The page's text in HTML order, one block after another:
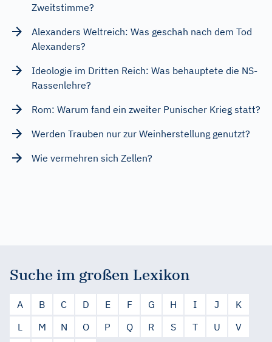
Zweitstimme?
Alexanders Weltreich: Was geschah nach dem Tod
Alexanders?
Ideologie im Dritten Reich: Was behauptete die NS-
Rassenlehre?
Rom: Warum fand ein zweiter Punischer Krieg statt?
Werden Trauben nur zur Weinherstellung genutzt?
Wie vermehren sich Zellen?
Suche im großen Lexikon
A B C D E F G H I J
K
L
M N O P Q R S T U
V